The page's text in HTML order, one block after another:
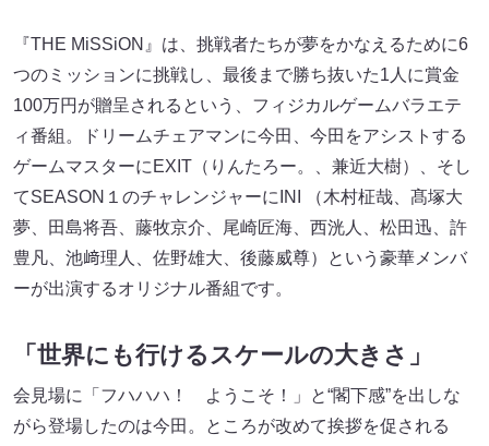
『THE MiSSiON』は、挑戦者たちが夢をかなえるために6
つのミッションに挑戦し、最後まで勝ち抜いた1人に賞金
100万円が贈呈されるという、フィジカルゲームバラエテ
ィ番組。ドリームチェアマンに今田、今田をアシストする
ゲームマスターにEXIT（りんたろー。、兼近大樹）、そし
てSEASON１のチャレンジャーにINI （木村柾哉、髙塚大
夢、田島将吾、藤牧京介、尾崎匠海、西洸人、松田迅、許
豊凡、池﨑理人、佐野雄大、後藤威尊）という豪華メンバ
ーが出演するオリジナル番組です。
「世界にも行けるスケールの大きさ」
会見場に「フハハハ！ ようこそ！」と“閣下感”を出しな
がら登場したのは今田。ところが改めて挨拶を促される